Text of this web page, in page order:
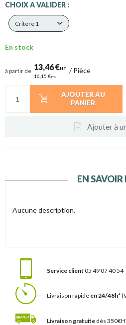
CHOIX A VALIDER :
Critère 1
En stock
à partir de 13,46 €HT
16,15 €TTC
/Pièce
AJOUTER AU
PANIER
Ajouter à
EN SAVOIR
Aucune description.
Service client 05 49 07 40 54
Livraison rapide en 24/48h*
Livraison gratuite dès